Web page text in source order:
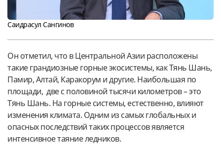
Саидрасул Сангинов
Он отметил, что в Центральной Азии расположены
такие грандиозные горные экосистемы, как Тянь Шань,
Памир, Алтай, Каракорум и другие. Наибольшая по
площади, две с половиной тысячи километров – это
Тянь Шань. На горные системы, естественно, влияют
изменения климата. Одним из самых глобальных и
опасных последствий таких процессов является
интенсивное таяние ледников.